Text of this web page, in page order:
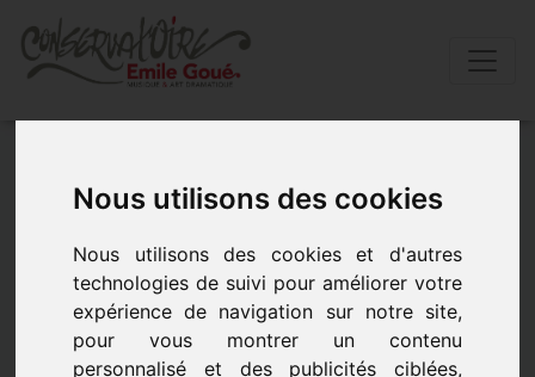
Nous utilisons des cookies
Nous utilisons des cookies et d'autres
technologies de suivi pour améliorer votre
expérience de navigation sur notre site,
pour vous montrer un contenu
personnalisé et des publicités ciblées,
conservatoire
SCÈNE OUVERTE AU CONSERVATOIRE
- le 9 avril 2019 à 19h00